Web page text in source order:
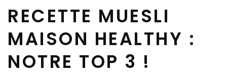
RECETTE MUESLI
MAISON HEALTHY :
NOTRE TOP 3 !